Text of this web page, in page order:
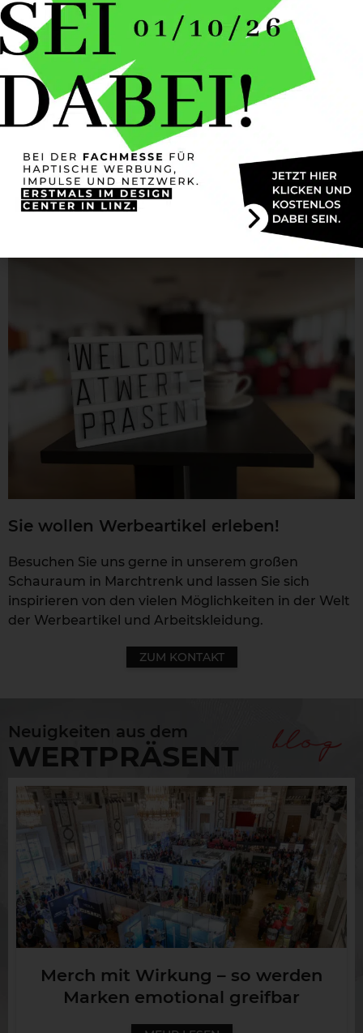
Beispiel voran und zeigen Sie mitnachhaltigen
Give-aways
Ihr Verantwortungsbewusstsein
gegenüber der Natur und künftigen
Generationen.
Sie wollen wissen was Wertpräsent für eine
intakte Umwelt macht, dann lesen Sie
ZUM SHOP
Sie wollen Werbeartikel erleben!
Besuchen Sie uns gerne in unserem großen
Schauraum in Marchtrenk und lassen Sie sich
inspirieren von den vielen Möglichkeiten in der Welt
der Werbeartikel und Arbeitskleidung.
ZUM KONTAKT
Neuigkeiten aus dem
WERTPRÄSENT
Merch mit Wirkung – so werden
Marken emotional greifbar